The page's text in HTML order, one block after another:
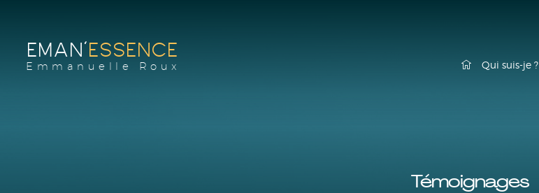
Témoignages
EMAN'ESSENCE
Emmanuelle Roux Qui suis-je ?